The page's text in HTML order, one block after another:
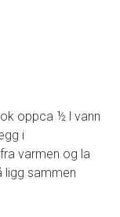
oppca ½ l vann
i
varmen og la
ligg sammen